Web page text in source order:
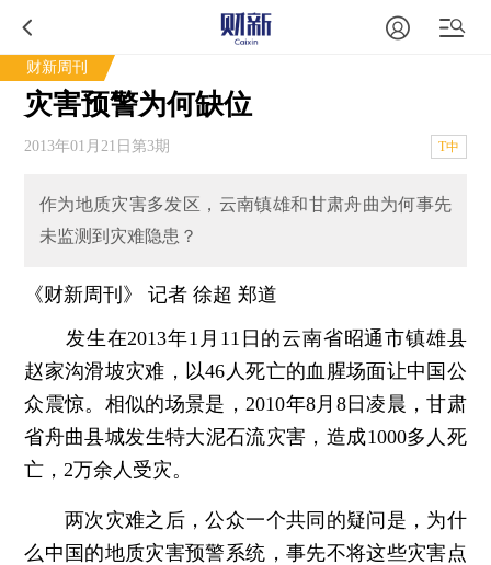
财新周刊
灾害预警为何缺位
2013年01月21日第3期 T中
作为地质灾害多发区，云南镇雄和甘肃舟曲为何事先
未监测到灾难隐患？
《财新周刊》 记者 徐超 郑道
发生在2013年1月11日的云南省昭通市镇雄县
赵家沟滑坡灾难，以46人死亡的血腥场面让中国公
众震惊。相似的场景是，2010年8月8日凌晨，甘肃
省舟曲县城发生特大泥石流灾害，造成1000多人死
亡，2万余人受灾。
两次灾难之后，公众一个共同的疑问是，为什
么中国的地质灾害预警系统，事先不将这些灾害点